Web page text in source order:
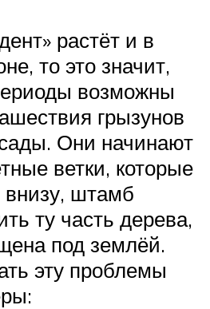
растёт и в
то это значит,
возможны
грызунов
Они начинают
ветки, которые
внизу, штамб
ту часть дерева,
под землёй.
эту проблемы